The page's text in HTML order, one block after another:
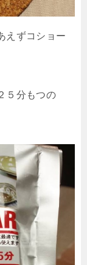
えずコショー
５分もつの